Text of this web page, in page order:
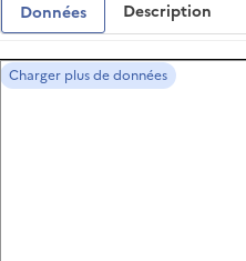
Données Description
Charger plus de données